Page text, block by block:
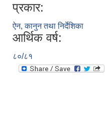
प्रकार:
ऐन, कानुन तथा निर्देशिका
आर्थिक वर्ष:
८०/८१